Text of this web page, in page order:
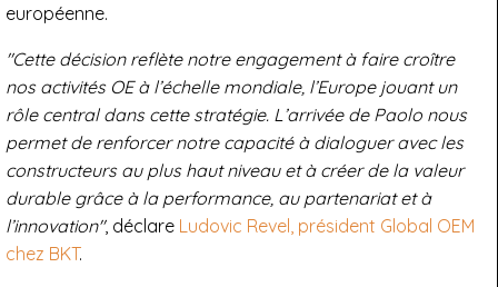
européenne.
"Cette décision reflète notre engagement à faire croître
nos activités OE à l’échelle mondiale, l’Europe jouant un
rôle central dans cette stratégie. L’arrivée de Paolo nous
permet de renforcer notre capacité à dialoguer avec les
constructeurs au plus haut niveau et à créer de la valeur
durable grâce à la performance, au partenariat et à
l’innovation", déclare Ludovic Revel, président Global OEM
chez BKT.